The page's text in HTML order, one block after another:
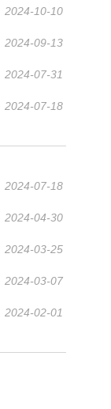
2024-10-10
2024-09-13
2024-07-31
2024-07-18
2024-07-18
2024-04-30
2024-03-25
2024-03-07
2024-02-01